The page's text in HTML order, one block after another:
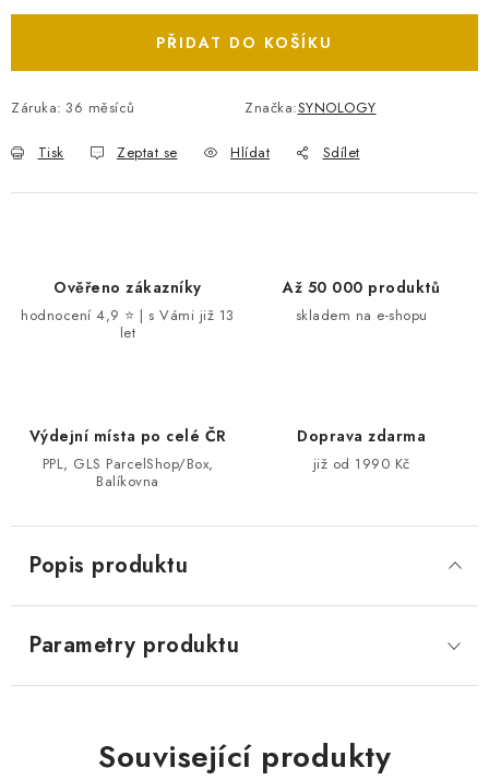
PŘIDAT DO KOŠÍKU
Záruka: 36 měsíců Značka:SYNOLOGY
Tisk Zeptat se Hlídat Sdílet
Ověřeno zákazníky
hodnocení 4,9 ⭐ | s Vámi již 13
let
Až 50 000 produktů
skladem na e-shopu
Výdejní místa po celé ČR
PPL, GLS ParcelShop/Box,
Balíkovna
Doprava zdarma
již od 1990 Kč
Popis produktu
Parametry produktu
Související produkty